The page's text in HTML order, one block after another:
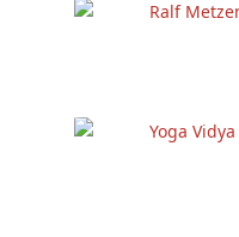
Ralf
Yoga